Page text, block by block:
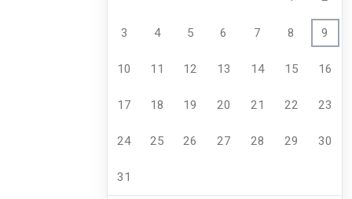
3 4 5 6 7 8 9
10 11 12 13 14 15 16
17 18 19 20 21 22 23
24 25 26 27 28 29 30
31